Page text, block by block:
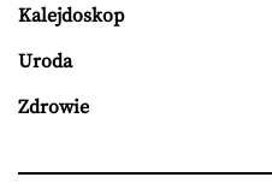
Kalejdoskop
Uroda
Zdrowie